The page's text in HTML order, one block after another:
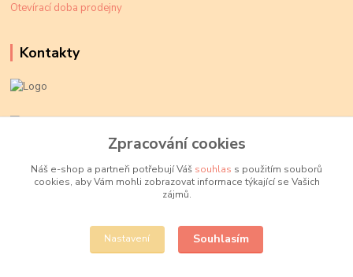
Otevírací doba prodejny
Kontakty
+420 774 719 784
info@fajnekorale.cz
Zpracování cookies
Náš e-shop a partneři potřebují Váš souhlas s použitím souborů
cookies, aby Vám mohli zobrazovat informace týkající se Vašich
zájmů.
Nastavení Souhlasím